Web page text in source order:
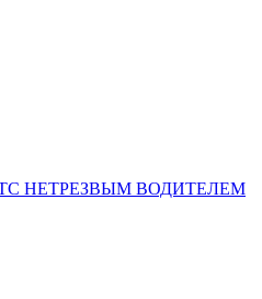
НЕТРЕЗВЫМ ВОДИТЕЛЕМ